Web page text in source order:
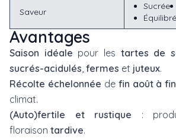
Saveur
Sucrée
Avantages
Saison idéale pour les tartes de
sucrés-acidulés, fermes et juteux.
Récolte échelonnée de fin août à
climat.
(Auto)fertile et rustique :
floraison tardive.